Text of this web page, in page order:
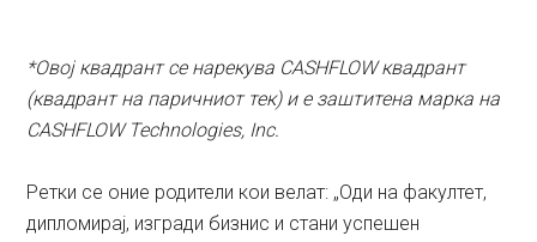
*Овој квадрант се нарекува CASHFLOW квадрант
(квадрант на паричниот тек) и е заштитена марка на
CASHFLOW Technologies, Inc.
Ретки се оние родители кои велат: „Оди на факултет,
дипломирај, изгради бизнис и стани успешен